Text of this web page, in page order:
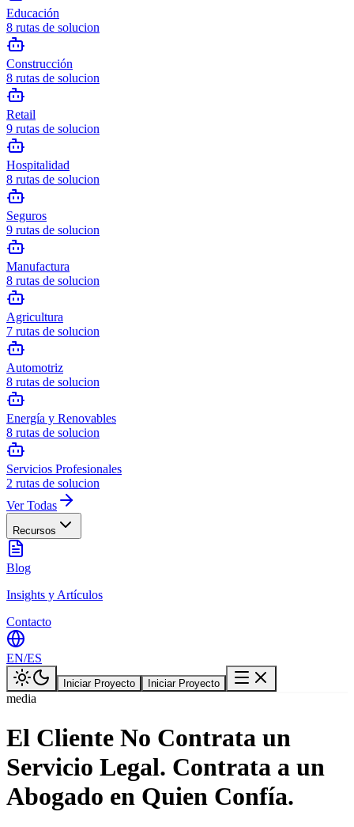
Educación
8 rutas de solucion
Construcción
8 rutas de solucion
Retail
9 rutas de solucion
Hospitalidad
8 rutas de solucion
Seguros
9 rutas de solucion
Manufactura
8 rutas de solucion
Agricultura
7 rutas de solucion
Automotriz
8 rutas de solucion
Energía y Renovables
8 rutas de solucion
Servicios Profesionales
2 rutas de solucion
Ver Todas
Recursos
Blog
Insights y Artículos
Contacto
EN/ES
Iniciar Proyecto Iniciar Proyecto
media
El Cliente No Contrata un
Servicio Legal. Contrata a un
Abogado en Quien Confía.